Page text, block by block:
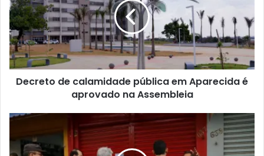
Decreto de calamidade pública em Aparecida é
aprovado na Assembleia